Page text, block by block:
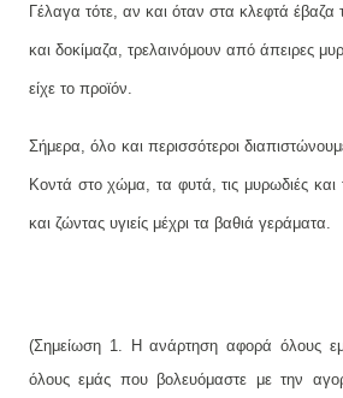
Γέλαγα τότε, αν και όταν στα κλεφτά
και δοκίμαζα, τρελαινόμουν από άπειρες
είχε το προϊόν.
Σήμερα, όλο και περισσότεροι
Κοντά στο χώμα, τα φυτά, τις μυρωδιές και
και ζώντας υγιείς μέχρι τα βαθιά γεράματα.
(Σημείωση 1. Η ανάρτηση αφορά όλους
όλους εμάς που βολευόμαστε με την